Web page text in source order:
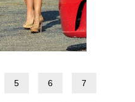
5 6 7